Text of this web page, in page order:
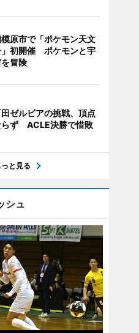
原市で「ポケモン天文
」初開催 ポケモンと宇
冒険
ゼルビアの挑戦、頂点
らず ACLE決勝で惜敗
っと見る
シュ